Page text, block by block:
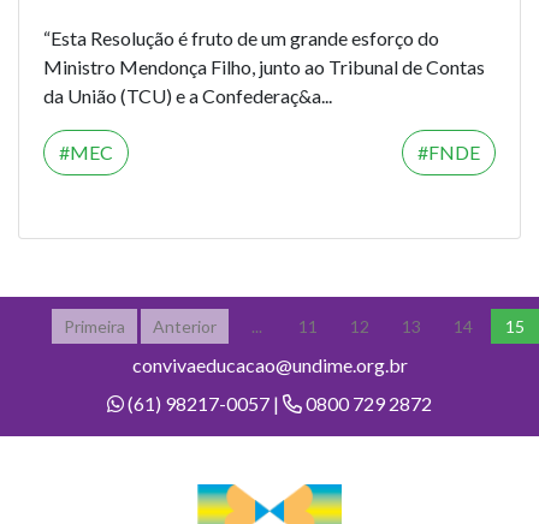
“Esta Resolução é fruto de um grande esforço do
Ministro Mendonça Filho, junto ao Tribunal de Contas
da União (TCU) e a Confederaç&a...
MEC FNDE
Primeira Anterior ... 11 12 13 14 15
convivaeducacao@undime.org.br
(61) 98217-0057 |
0800 729 2872